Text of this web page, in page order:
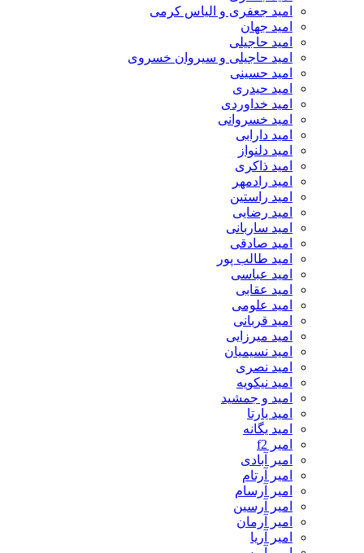
امید جعفری و الیاس کرمی
امید جهان
امید حاجیلی
امید حاجیلی و سیروان خسروی
امید حسینی
امید حیدری
امید خداوردی
امید خسروانی
امید دارابی
امید دلنواز
امید ذاکری
امید رادمهر
امید راستین
امید رضایی
امید ساربانی
امید صادقی
امید طالب پور
امید عباسی
امید عقابی
امید علومی
امید قربانی
امید میرزایی
امید نسیمیان
امید نصری
امید نیکویه
امید و جمشید
امید یارتا
امید یگانه
امیر f2
امیر آبادی
امیر آرتام
امیر آرسام
امیر آرسین
امیر آرمان
امیر آریا